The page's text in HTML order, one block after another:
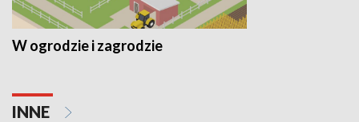
W ogrodzie i zagrodzie
INNE